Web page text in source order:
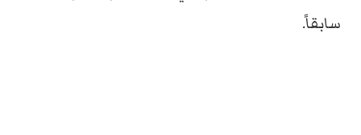
سابقاً.